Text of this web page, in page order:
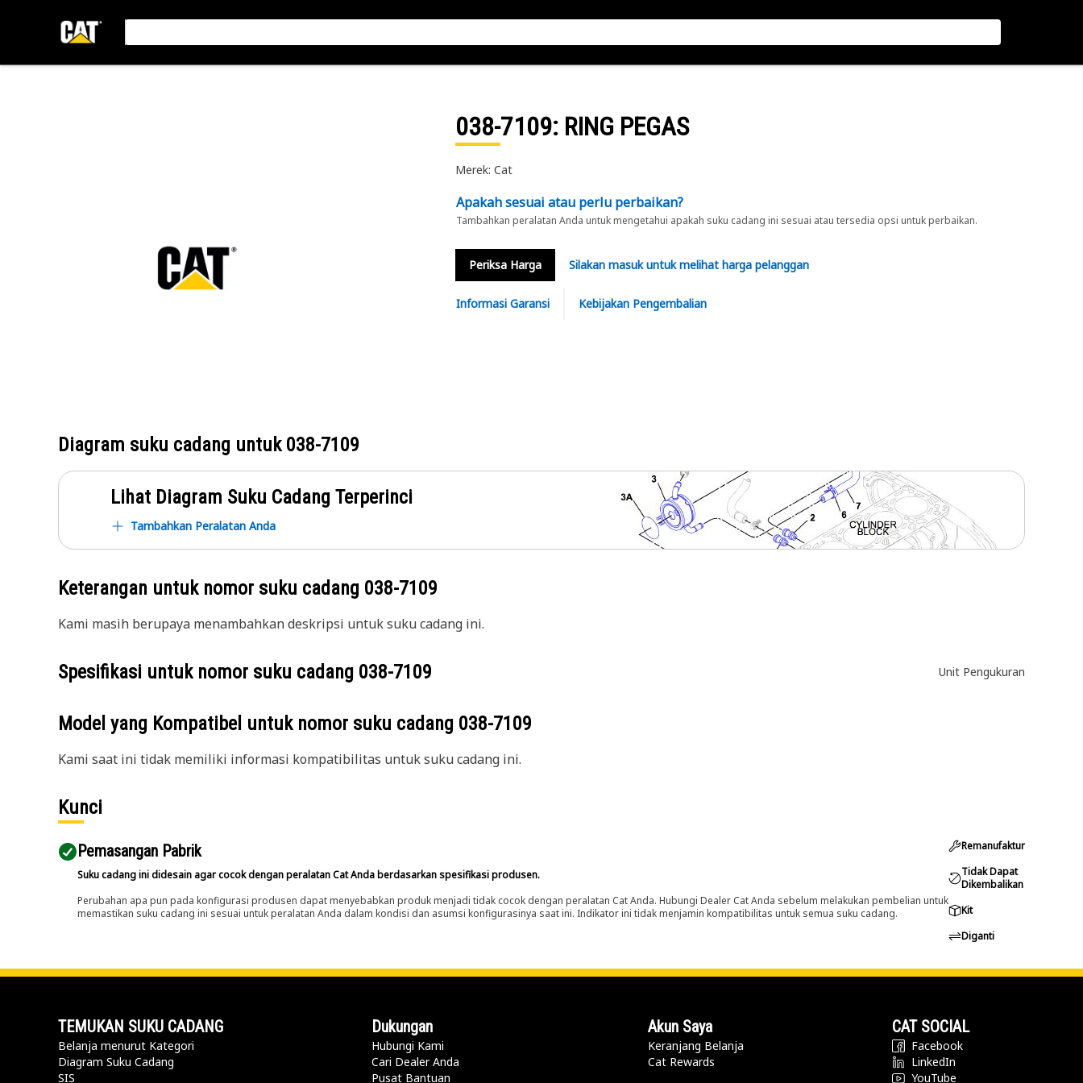
038-7109: RING PEGAS
Merek: Cat
Apakah sesuai atau perlu perbaikan?
Tambahkan peralatan Anda untuk mengetahui apakah suku cadang ini sesuai atau tersedia opsi untuk perbaikan.
Periksa Harga Silakan masuk untuk melihat harga pelanggan
Informasi Garansi Kebijakan Pengembalian
Diagram suku cadang untuk038-7109
Lihat Diagram Suku Cadang Terperinci
Tambahkan Peralatan Anda
Keterangan untuk nomor suku cadang 038-7109
Kami masih berupaya menambahkan deskripsi untuk suku cadang ini.
Spesifikasi untuk nomor suku cadang 038-7109 Unit Pengukuran
Model yang Kompatibel untuk nomor suku cadang 038-7109
Kami saat ini tidak memiliki informasi kompatibilitas untuk suku cadang ini.
Kunci
Pemasangan Pabrik
Suku cadang ini didesain agar cocok dengan peralatan Cat Anda berdasarkan spesifikasi produsen.
Perubahan apa pun pada konfigurasi produsen dapat menyebabkan produk menjadi tidak cocok dengan peralatan Cat Anda. Hubungi Dealer Cat Anda sebelum melakukan pembelian untuk
memastikan suku cadang ini sesuai untuk peralatan Anda dalam kondisi dan asumsi konfigurasinya saat ini. Indikator ini tidak menjamin kompatibilitas untuk semua suku cadang.
Remanufaktur
Tidak Dapat
Dikembalikan
Kit
Diganti
TEMUKAN SUKU CADANG
Belanja menurut Kategori
Diagram Suku Cadang
SIS
Dukungan
Hubungi Kami
Cari Dealer Anda
Pusat Bantuan
Akun Saya
Keranjang Belanja
Cat Rewards
CAT SOCIAL
Facebook
LinkedIn
YouTube